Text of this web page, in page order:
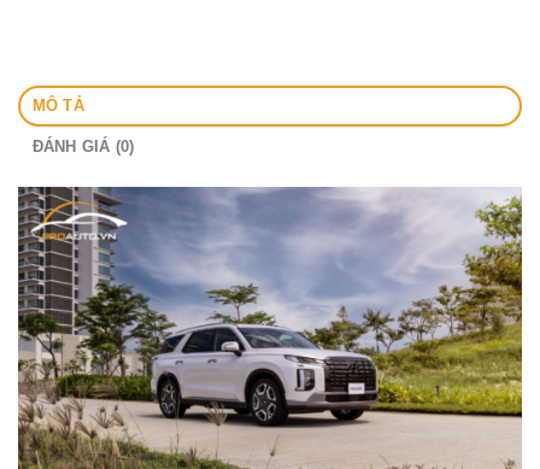
MÔ TẢ
ĐÁNH GIÁ (0)